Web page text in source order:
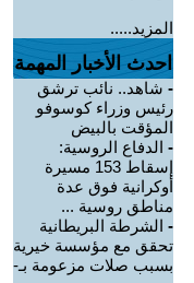
المزيد.....
احدث الأخبار المهمة
- شاهد.. نائب ترشق
رئيس وزراء كوسوفو
المؤقت بالبيض
- الدفاع الروسية:
إسقاط 153 مسيرة
أوكرانية فوق عدة
مناطق روسية ...
- الشرطة البريطانية
تحقق مع مؤسسة خيرية
بسبب صلات مزعومة بـ-